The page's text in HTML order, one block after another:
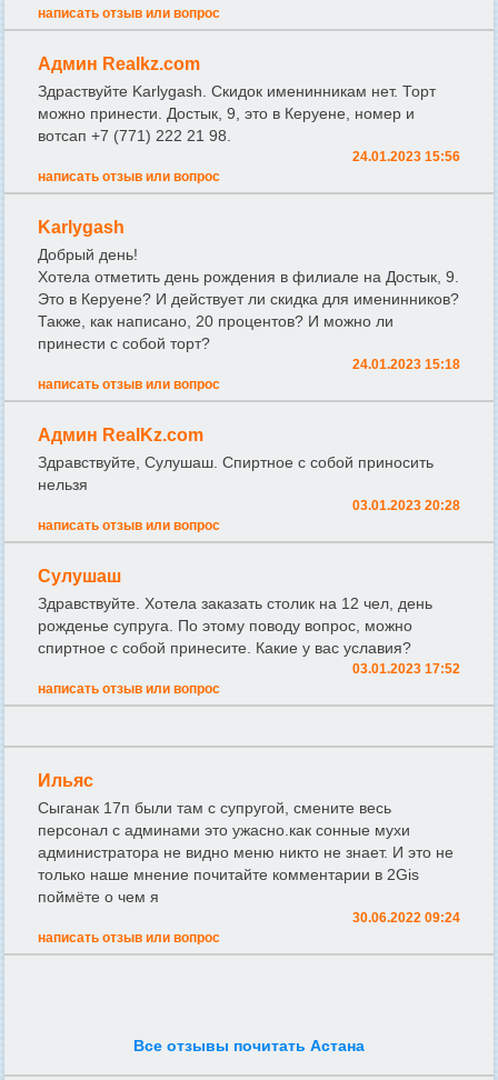
написать отзыв или вопрос
Админ Realkz.com
Здраствуйте Karlygash. Скидок именинникам нет. Торт
можно принести. Достык, 9, это в Керуене, номер и
вотсап +7 (771) 222 21 98.
24.01.2023 15:56
написать отзыв или вопрос
Karlygash
Добрый день!
Хотела отметить день рождения в филиале на Достык, 9.
Это в Керуене? И действует ли скидка для именинников?
Также, как написано, 20 процентов? И можно ли
принести с собой торт?
24.01.2023 15:18
написать отзыв или вопрос
Админ RealKz.com
Здравствуйте, Сулушаш. Спиртное с собой приносить
нельзя
03.01.2023 20:28
написать отзыв или вопрос
Сулушаш
Здравствуйте. Хотела заказать столик на 12 чел, день
рожденье супруга. По этому поводу вопрос, можно
спиртное с собой принесите. Какие у вас уславия?
03.01.2023 17:52
написать отзыв или вопрос
Ильяс
Сыганак 17п были там с супругой, смените весь
персонал с админами это ужасно.как сонные мухи
администратора не видно меню никто не знает. И это не
только наше мнение почитайте комментарии в 2Gis
поймёте о чем я
30.06.2022 09:24
написать отзыв или вопрос
Все отзывы почитать Астана